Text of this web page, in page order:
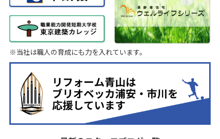
※当社は職人の育成にも力を入れています。